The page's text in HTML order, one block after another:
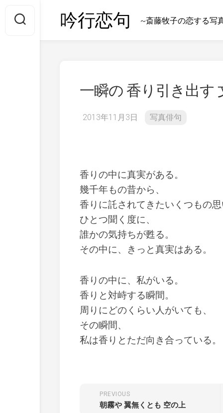
content
吟行恋句 ~斎藤牧子の恋する写
一瞬の 香り引き出す
2013年11月3日 写真俳句
香りの中に真実がある。
幾千年もの昔から、
香りに託されてきたいくつもの
ひとつ聞く度に、
誰かの気持ちが甦る。
その中に、きっと真実はある。
香りの中に、私がいる。
香りと対峙する瞬間。
周りにどのくらい人がいても、
その瞬間、
私は香りとただ向き合っている
PREVIOUS
朝霧や 翼無くとも 空の上